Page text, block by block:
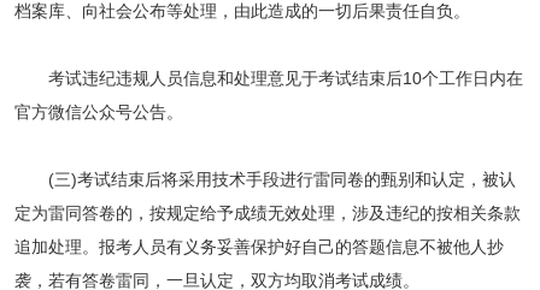
档案库、向社会公布等处理，由此造成的一切后果责任自负。
考试违纪违规人员信息和处理意见于考试结束后10个工作日内在
官方微信公众号公告。
(三)考试结束后将采用技术手段进行雷同卷的甄别和认定，被认
定为雷同答卷的，按规定给予成绩无效处理，涉及违纪的按相关条款
追加处理。报考人员有义务妥善保护好自己的答题信息不被他人抄
袭，若有答卷雷同，一旦认定，双方均取消考试成绩。